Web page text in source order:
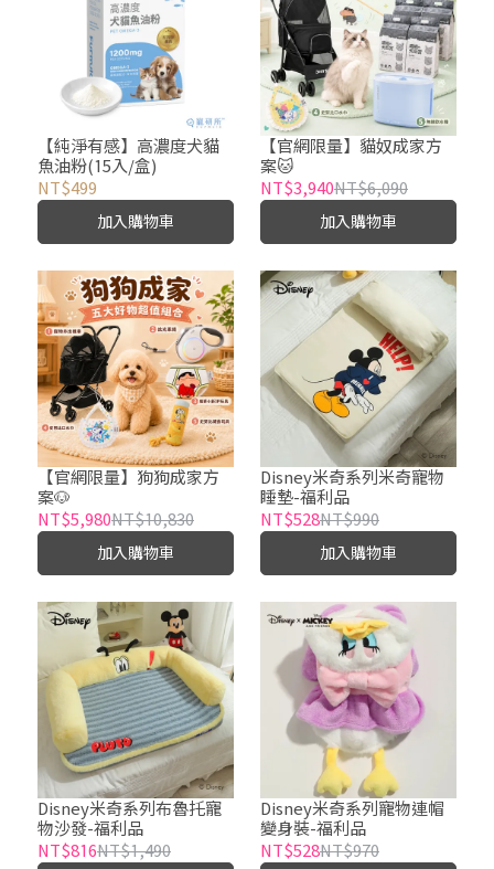
【純淨有感】高濃度犬貓
魚油粉(15入/盒)
NT$499
加入購物車
【官網限量】貓奴成家方
案🐱
NT$3,940NT$6,090
加入購物車
【官網限量】狗狗成家方
案🐶
NT$5,980NT$10,830
加入購物車
Disney米奇系列米奇寵物
睡墊-福利品
NT$528NT$990
加入購物車
Disney米奇系列布魯托寵
物沙發-福利品
NT$816NT$1,490
Disney米奇系列寵物連帽
變身裝-福利品
NT$528NT$970